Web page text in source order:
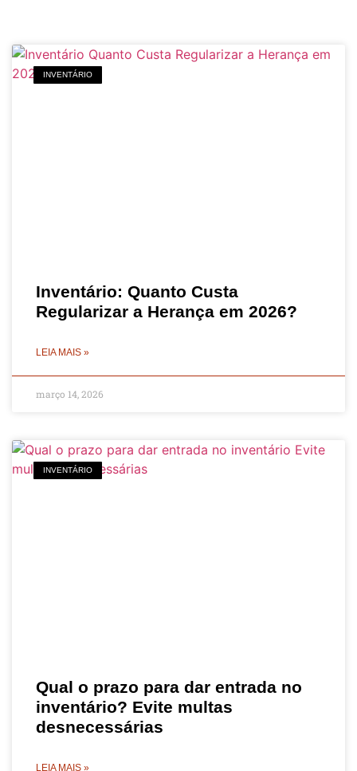
INVENTÁRIO
Inventário: Quanto Custa
Regularizar a Herança em 2026?
LEIA MAIS »
março 14, 2026
INVENTÁRIO
Qual o prazo para dar entrada no
inventário? Evite multas
desnecessárias
LEIA MAIS »